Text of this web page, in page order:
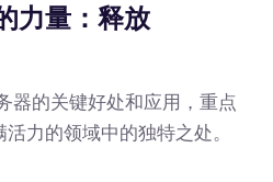
力量：释放
器的关键好处和应用，重点
力的领域中的独特之处。